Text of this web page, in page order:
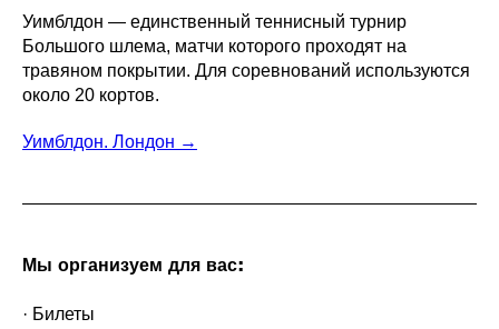
Уимблдон — единственный теннисный турнир
Большого шлема, матчи которого проходят на
травяном покрытии. Для соревнований используются
около 20 кортов.
Уимблдон. Лондон →
Мы организуем для вас:
· Билеты